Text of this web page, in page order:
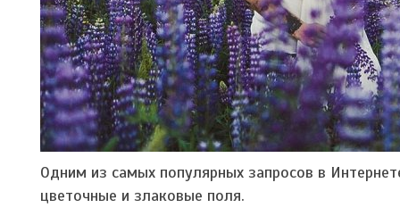
Одним из самых популярных запросов в
цветочные и злаковые поля.